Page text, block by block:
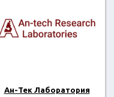
Ан-Тек Лаборатория